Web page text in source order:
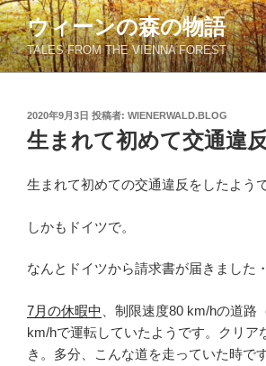
コ
ン
テ
ン
ウィーンの森の物語
TALES FROM THE VIENNA FOREST
投
稿
日:
2020年9月3日 投稿者: WIENERWALD.BLOG
生まれて初めて交通違
生まれて初めての交通違反をしたようで
しかもドイツで。
なんとドイツから請求書が届きました
7月の休暇中
、制限速度80 km/hの道路
km/hで運転していたようです。クリア
き。多分、こんな道を走っていた時で